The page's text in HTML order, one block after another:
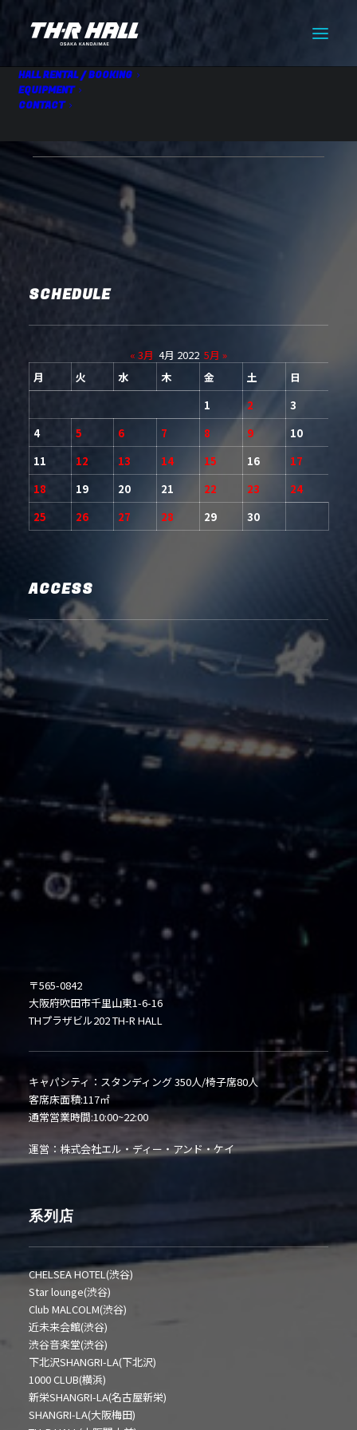
HALL RENTAL / BOOKING
EQUIPMENT
CONTACT
SCHEDULE
« 3月 4月 2022 5月 »
月
火 水 木 金 土
日
1
2
3
4
5 6 7 8 9
10
11
12 13 14 15 16
17
18
19 20 21 22 23
24
25
26 27 28 29 30
ACCESS
〒565-0842
大阪府吹田市千里山東1-6-16
THプラザビル202 TH-R HALL
キャパシティ：スタンディング 350人/椅子席80人
客席床面積:117㎡
通常営業時間:10:00~22:00
運営：株式会社エル・ディー・アンド・ケイ
系列店
CHELSEA HOTEL(渋谷)
Star lounge(渋谷)
Club MALCOLM(渋谷)
近未来会館(渋谷)
渋谷音楽堂(渋谷)
下北沢SHANGRI-LA(下北沢)
1000 CLUB(横浜)
新栄SHANGRI-LA(名古屋新栄)
SHANGRI-LA(大阪梅田)